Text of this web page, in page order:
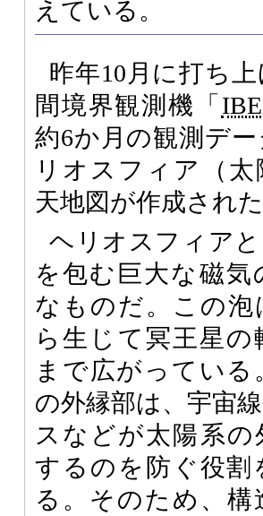
えている。
昨年10月に打ち
間境界観測機「
約6か月の観測デ
リオスフィア（太
天地図が作成された
ヘリオスフィア
を包む巨大な磁気
なものだ。この泡
ら生じて冥王星の
まで広がっている
の外縁部は、宇宙
スなどが太陽系の
するのを防ぐ役割
る。そのため、構